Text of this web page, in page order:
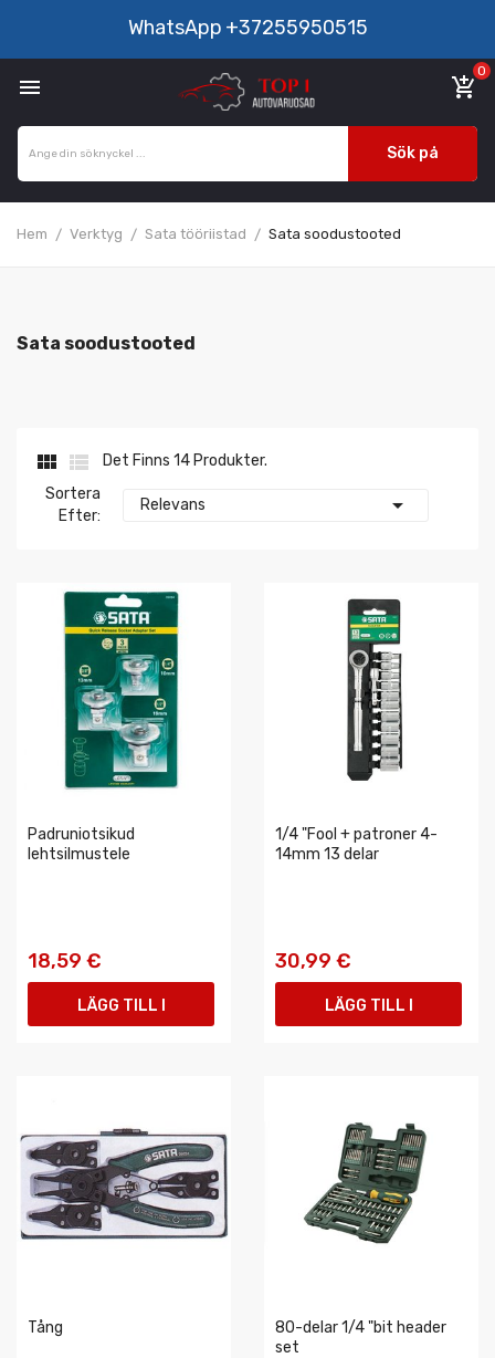
WhatsApp +37255950515
 add_shopping_cart
0
Sök på
Hem Verktyg Sata tööriistad Sata soodustooted
Sata soodustooted
 
Det Finns 14 Produkter.
Sortera
Efter:
Relevans 
Padruniotsikud
lehtsilmustele
18,59 €
LÄGG TILL I
1/4 "Fool + patroner 4-
14mm 13 delar
30,99 €
LÄGG TILL I
Tång
80-delar 1/4 "bit header
set